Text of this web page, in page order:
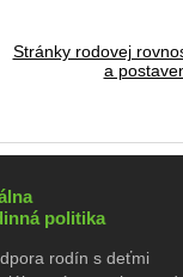
politika
rodín s deťmi